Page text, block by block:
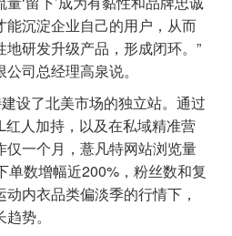
能沉淀企业自己的用户，从而
研发升级产品，形成闭环。”
司总经理高泉说。
设了北美市场的独立站。通过
红人加持，以及在私域精准营
仅一个月，薏凡特网站浏览量
单数增幅近200%，粉丝数和复
内衣品类偏淡季的行情下，
势。